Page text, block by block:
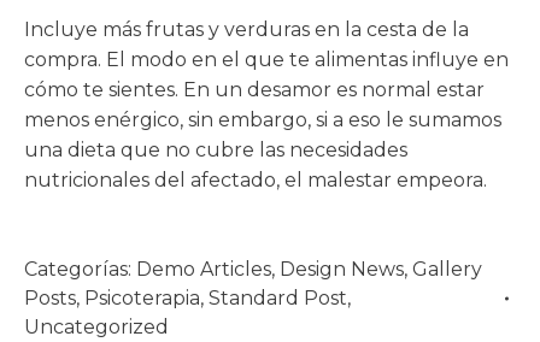
Incluye más frutas y verduras en la cesta de la
compra. El modo en el que te alimentas influye en
cómo te sientes. En un desamor es normal estar
menos enérgico, sin embargo, si a eso le sumamos
una dieta que no cubre las necesidades
nutricionales del afectado, el malestar empeora.
Categorías: Demo Articles, Design News, Gallery
Posts, Psicoterapia, Standard Post,
Uncategorized